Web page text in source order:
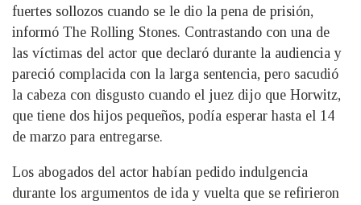
fuertes sollozos cuando se le dio la pena de prisión,
informó The Rolling Stones. Contrastando con una de
las víctimas del actor que declaró durante la audiencia y
pareció complacida con la larga sentencia, pero sacudió
la cabeza con disgusto cuando el juez dijo que Horwitz,
que tiene dos hijos pequeños, podía esperar hasta el 14
de marzo para entregarse.
Los abogados del actor habían pedido indulgencia
durante los argumentos de ida y vuelta que se refirieron